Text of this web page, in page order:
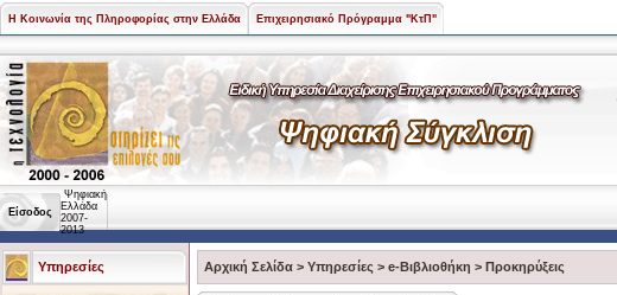
Η Κοινωνία της Πληροφορίας στην Ελλάδα Επιχειρησιακό Πρόγραμμα "ΚτΠ"
Είσοδος
Ψηφιακή
Ελλάδα
2007-
2013
Υπηρεσίες Αρχική Σελίδα > Υπηρεσίες > e-Βιβλιοθήκη > Προκηρύξεις